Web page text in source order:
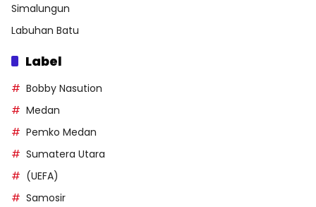
Simalungun
Labuhan Batu
Label
Bobby Nasution
Medan
Pemko Medan
Sumatera Utara
(UEFA)
Samosir